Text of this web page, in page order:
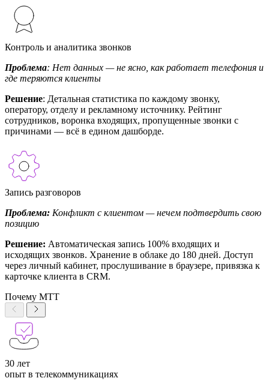
Контроль и аналитика звонков
Проблема: Нет данных — не ясно, как работает телефония и
где теряются клиенты
Решение: Детальная статистика по каждому звонку,
оператору, отделу и рекламному источнику. Рейтинг
сотрудников, воронка входящих, пропущенные звонки с
причинами — всё в едином дашборде.
Запись разговоров
Проблема: Конфликт с клиентом — нечем подтвердить свою
позицию
Решение: Автоматическая запись 100% входящих и
исходящих звонков. Хранение в облаке до 180 дней. Доступ
через личный кабинет, прослушивание в браузере, привязка к
карточке клиента в CRM.
Почему МТТ
30 лет
опыт в телекоммуникациях